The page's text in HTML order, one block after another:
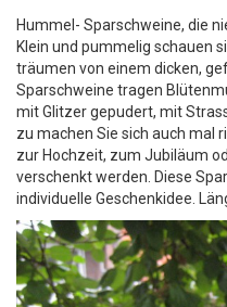
Hummel- Sparschweine, die
Klein und pummelig schauen
träumen von einem dicken,
Sparschweine tragen
mit Glitzer gepudert, mit
zu machen Sie sich auch mal
zur Hochzeit, zum Jubiläum
verschenkt werden. Diese
individuelle Geschenkidee.